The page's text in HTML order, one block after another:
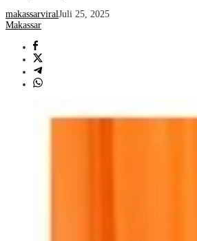
makassarviralJuli 25, 2025
Makassar